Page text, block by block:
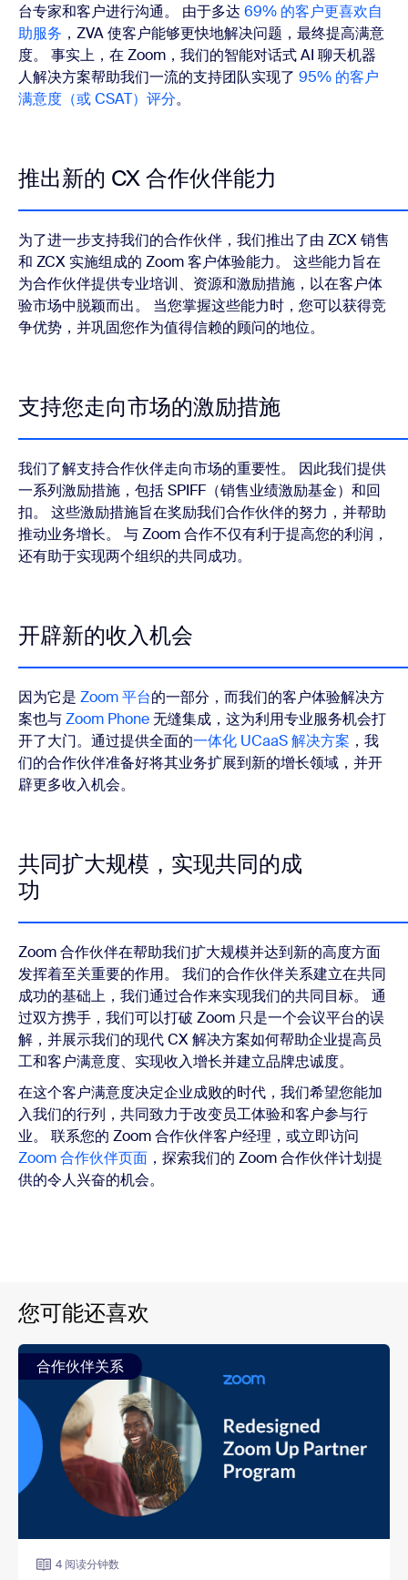
台专家和客户进行沟通。 由于多达 69% 的客户更喜欢自
助服务 ，ZVA 使客户能够更快地解决问题，最终提高满意
度。 事实上，在 Zoom，我们的智能对话式 AI 聊天机器
人解决方案帮助我们一流的支持团队实现了 95% 的客户
满意度（或 CSAT）评分。
推出新的 CX 合作伙伴能力
为了进一步支持我们的合作伙伴，我们推出了由 ZCX 销售
和 ZCX 实施组成的 Zoom 客户体验能力。 这些能力旨在
为合作伙伴提供专业培训、资源和激励措施，以在客户体
验市场中脱颖而出。 当您掌握这些能力时，您可以获得竞
争优势，并巩固您作为值得信赖的顾问的地位。
支持您走向市场的激励措施
我们了解支持合作伙伴走向市场的重要性。 因此我们提供
一系列激励措施，包括 SPIFF（销售业绩激励基金）和回
扣。 这些激励措施旨在奖励我们合作伙伴的努力，并帮助
推动业务增长。 与 Zoom 合作不仅有利于提高您的利润，
还有助于实现两个组织的共同成功。
开辟新的收入机会
因为它是 Zoom 平台的一部分，而我们的客户体验解决方
案也与Zoom Phone无缝集成，这为利用专业服务机会打
开了大门。通过提供全面的一体化 UCaaS 解决方案 ，我
们的合作伙伴准备好将其业务扩展到新的增长领域，并开
辟更多收入机会。
共同扩大规模，实现共同的成
功
Zoom 合作伙伴在帮助我们扩大规模并达到新的高度方面
发挥着至关重要的作用。 我们的合作伙伴关系建立在共同
成功的基础上，我们通过合作来实现我们的共同目标。 通
过双方携手，我们可以打破 Zoom 只是一个会议平台的误
解，并展示我们的现代 CX 解决方案如何帮助企业提高员
工和客户满意度、实现收入增长并建立品牌忠诚度。
在这个客户满意度决定企业成败的时代，我们希望您能加
入我们的行列，共同致力于改变员工体验和客户参与行
业。 联系您的 Zoom 合作伙伴客户经理，或立即访问
Zoom 合作伙伴页面 ，探索我们的 Zoom 合作伙伴计划提
供的令人兴奋的机会。
您可能还喜欢
合作伙伴关系
4 阅读分钟数